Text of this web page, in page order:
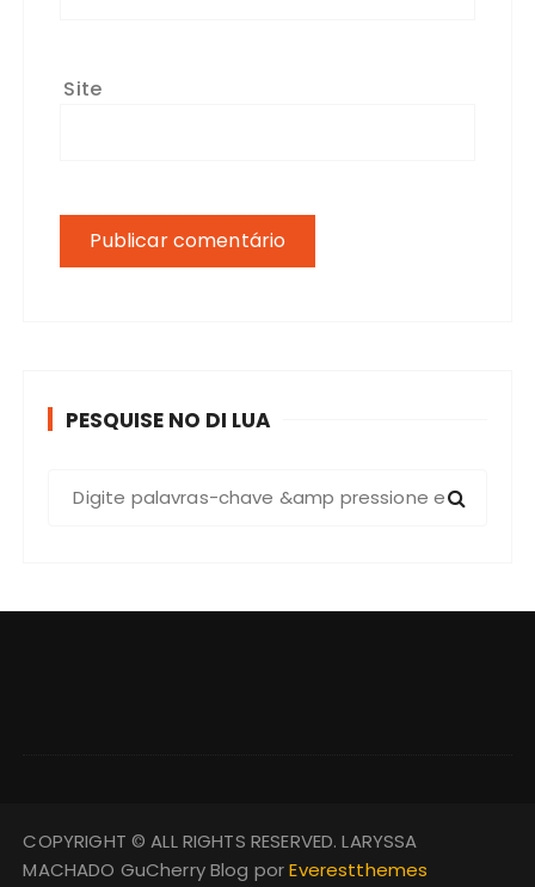
Site
PESQUISE NO DI LUA
COPYRIGHT © ALL RIGHTS RESERVED. LARYSSA
MACHADO GuCherry Blog porEverestthemes